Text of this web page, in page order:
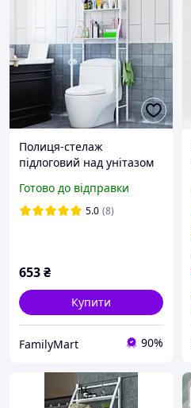
Полиця-стелаж
підлоговий над унітазом
Готово до відправки
5.0 (8)
653₴
Купити
FamilyMart 90%